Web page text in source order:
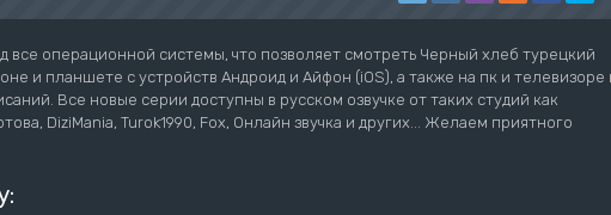
все операционной системы, что позволяет смотреть Черный хлеб турецкий
и планшете с устройств Андроид и Айфон (iOS), а также на пк и телевизоре
Все новые серии доступны в русском озвучке от таких студий как
DiziMania, Turok1990, Fox, Онлайн звучка и других... Желаем приятного